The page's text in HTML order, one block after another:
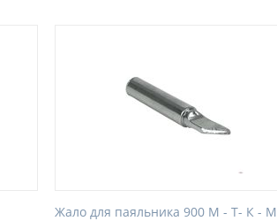
Жало для паяльника 900 М - Т- К - M